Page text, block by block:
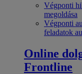
Végponti
megoldása
Végponti
feladatok
Online
Frontline